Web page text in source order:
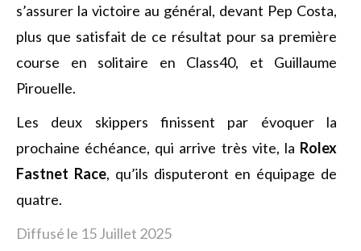
s’assurer la victoire au général, devant Pep Costa,
plus que satisfait de ce résultat pour sa première
course en solitaire en Class40, et Guillaume
Pirouelle.
Les deux skippers finissent par évoquer la
prochaine échéance, qui arrive très vite, la Rolex
Fastnet Race, qu’ils disputeront en équipage de
quatre.
Diffusé le 15 Juillet 2025